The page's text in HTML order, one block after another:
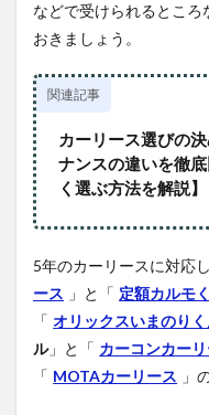
などで受けられるとこ
おきましょう。
関連記事
カーリース選びの
ナンスの違いを徹
く選ぶ方法を解説】
5年のカーリースに対応
ース 」と「 定額カルモ
「 オリックスいまのり
ル」と「 カーコンカー
「 MOTAカーリース 」